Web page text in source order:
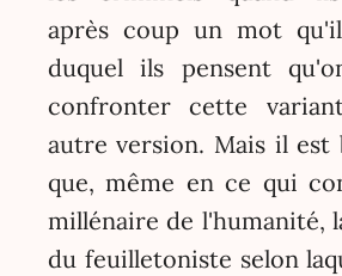
après coup un mot
duquel ils pensent
confronter cette
autre version. Mais il est
que, même en ce qui
millénaire de l'humanité,
du feuilletoniste selon